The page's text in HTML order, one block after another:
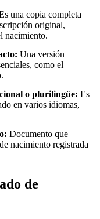
una copia completa
original,
nacimiento.
Una versión
como el
o plurilingüe: Es
en varios idiomas,
Documento que
nacimiento registrada
de